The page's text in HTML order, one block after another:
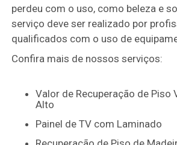
perdeu com o uso, como beleza e
serviço deve ser realizado por
qualificados com o uso de
Confira mais de nossos serviços:
Valor de Recuperação de Piso Vinílico Monte
Alto
Painel de TV com Laminado